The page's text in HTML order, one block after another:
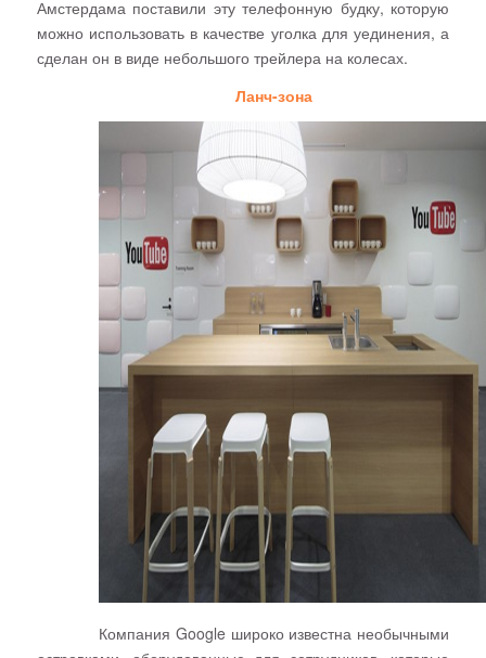
Амстердама поставили эту телефонную будку, которую
можно использовать в качестве уголка для уединения, а
сделан он в виде небольшого трейлера на колесах.
Ланч-зона
Компания Google широко известна необычными